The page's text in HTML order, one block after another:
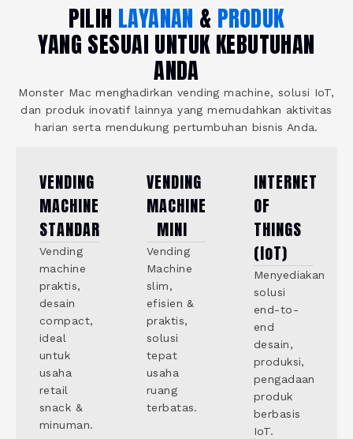
PILIH LAYANAN & PRODUK
YANG SESUAI UNTUK KEBUTUHAN
ANDA
Monster Mac menghadirkan vending machine, solusi IoT,
dan produk inovatif lainnya yang memudahkan aktivitas
harian serta mendukung pertumbuhan bisnis Anda.
VENDING
MACHINE
STANDAR
Vending
machine
praktis,
desain
compact,
ideal
untuk
usaha
retail
snack &
minuman.
VENDING
MACHINE
MINI
Vending
Machine
slim,
efisien &
praktis,
solusi
tepat
usaha
ruang
terbatas.
INTERNET
OF
THINGS
(IoT)
Menyediakan
solusi
end-to-
end
desain,
produksi,
pengadaan
produk
berbasis
IoT.